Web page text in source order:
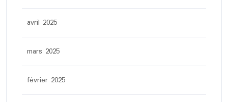
avril 2025
mars 2025
février 2025